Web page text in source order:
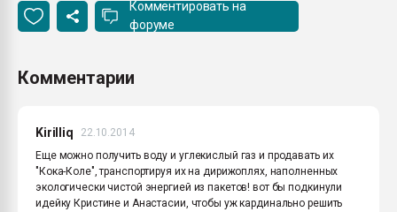
Комментировать на
форуме
Комментарии
Kirilliq
22.10.2014
Еще можно получить воду и углекислый газ и продавать их
"Кока-Коле", транспортируя их на дирижоплях, наполненных
экологически чистой энергией из пакетов! вот бы подкинули
идейку Кристине и Анастасии, чтобы уж кардинально решить